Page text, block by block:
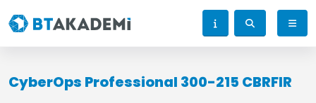
CyberOps Professional 300-215 CBRFIR